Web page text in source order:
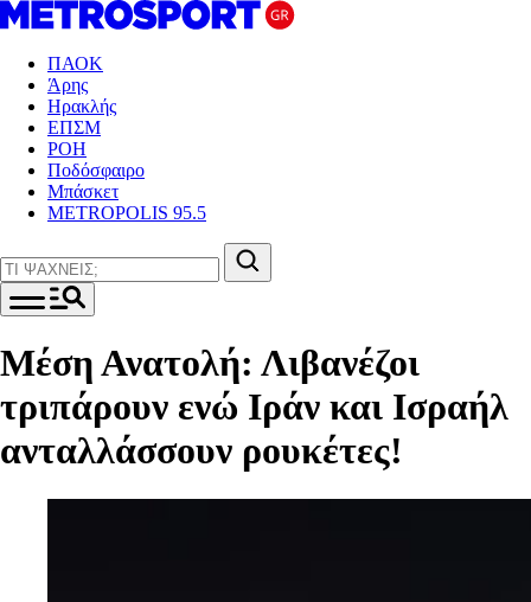
ΠΑΟΚ
Άρης
Ηρακλής
ΕΠΣΜ
ΡΟΗ
Ποδόσφαιρο
Μπάσκετ
METROPOLIS 95.5
Μέση Ανατολή: Λιβανέζοι
τριπάρουν ενώ Ιράν και Ισραήλ
ανταλλάσσουν ρουκέτες!